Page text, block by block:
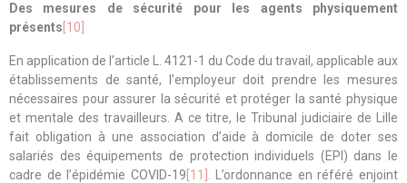
Des mesures de sécurité pour les agents physiquement
présents [10]
En application de l’article L. 4121-1 du Code du travail, applicable aux
établissements de santé, l’employeur doit prendre les mesures
nécessaires pour assurer la sécurité et protéger la santé physique
et mentale des travailleurs. A ce titre, le Tribunal judiciaire de Lille
fait obligation à une association d’aide à domicile de doter ses
salariés des équipements de protection individuels (EPI) dans le
cadre de l’épidémie COVID-19 [11].
L’ordonnance en référé enjoint